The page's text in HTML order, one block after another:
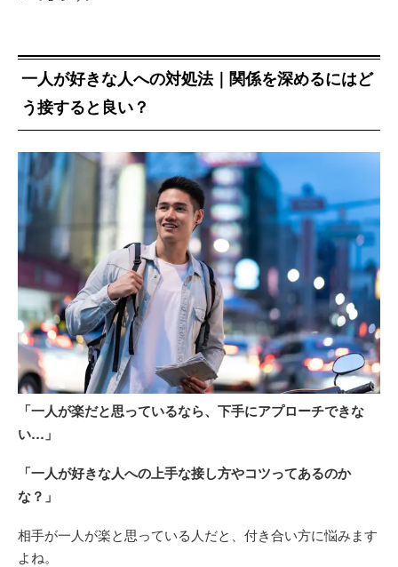
一人が好きな人への対処法｜関係を深めるにはど
う接すると良い？
「一人が楽だと思っているなら、下手にアプローチできな
い…」
「一人が好きな人への上手な接し方やコツってあるのか
な？」
相手が一人が楽と思っている人だと、付き合い方に悩みます
よね。